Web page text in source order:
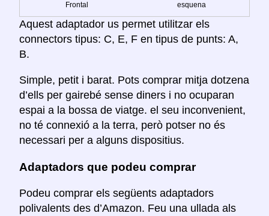
Frontal esquena
Aquest adaptador us permet utilitzar els
connectors tipus: C, E, F en tipus de punts: A,
B.
Simple, petit i barat. Pots comprar mitja dotzena
d’ells per gairebé sense diners i no ocuparan
espai a la bossa de viatge. el seu inconvenient,
no té connexió a la terra, però potser no és
necessari per a alguns dispositius.
Adaptadors que podeu comprar
Podeu comprar els següents adaptadors
polivalents des d’Amazon. Feu una ullada als